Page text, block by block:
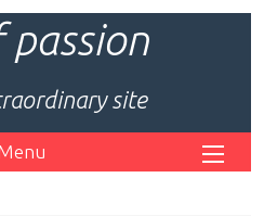
passion
site